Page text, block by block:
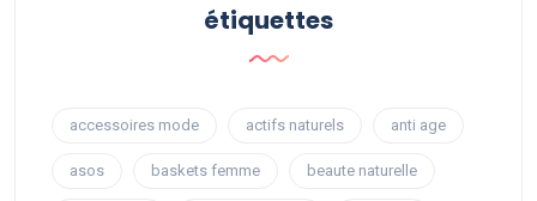
étiquettes
accessoires mode actifs naturels anti age
asos baskets femme beaute naturelle